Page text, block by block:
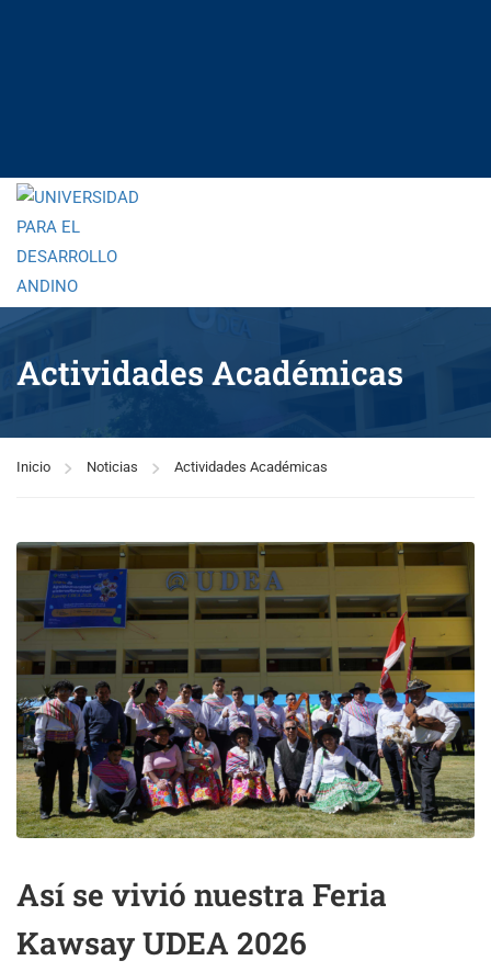
Actividades Académicas
Inicio Noticias Actividades Académicas
Así se vivió nuestra Feria
Kawsay UDEA 2026